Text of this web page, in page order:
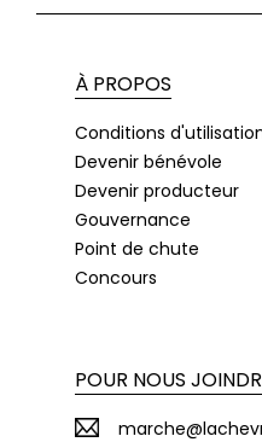
À PROPOS
Conditions
Devenir bénévole
Devenir producteur
Gouvernance
Point de chute
Concours
POUR NOUS